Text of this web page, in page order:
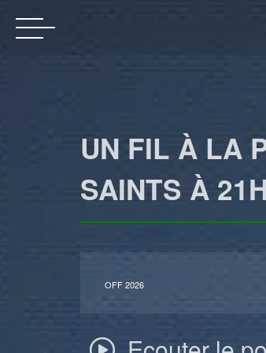
UN FIL À LA
SAINTS À
OFF 2026